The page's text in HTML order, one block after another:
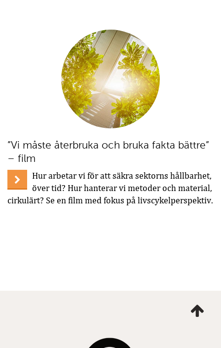
”Vi måste återbruka och bruka fakta bättre”
– film
Hur arbetar vi för att säkra sektorns hållbarhet,
över tid? Hur hanterar vi metoder och material,
cirkulärt? Se en film med fokus på livscykelperspektiv.
mig